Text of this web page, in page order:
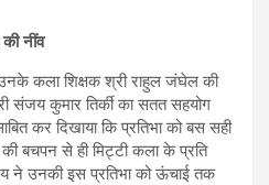
नींव
कला शिक्षक श्री राहुल जंघेल की
संजय कुमार तिर्की का सतत सहयोग
कर दिखाया कि प्रतिभा को बस सही
बचपन से ही मिट्टी कला के प्रति
ने उनकी इस प्रतिभा को ऊंचाई तक